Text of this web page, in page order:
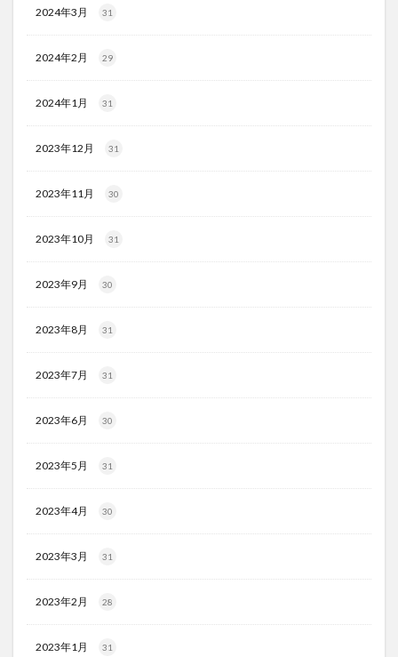
2024年3月 31
2024年2月 29
2024年1月 31
2023年12月 31
2023年11月 30
2023年10月 31
2023年9月 30
2023年8月 31
2023年7月 31
2023年6月 30
2023年5月 31
2023年4月 30
2023年3月 31
2023年2月 28
2023年1月 31